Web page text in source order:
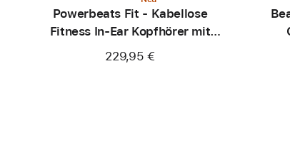
Powerbeats Fit - Kabellose
Fitness In-Ear Kopfhörer mit
sicherem Sitz - Knallorange
229,95 €